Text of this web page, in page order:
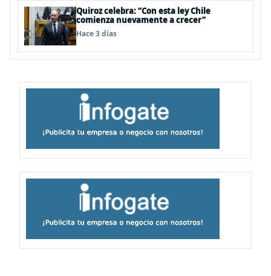
Quiroz celebra: “Con esta ley Chile
comienza nuevamente a crecer”
Hace 3 días